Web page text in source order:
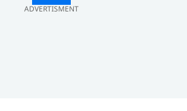
ADVERTISMENT